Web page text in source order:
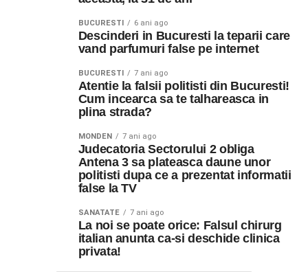
BUCURESTI 6 ani ago
Descinderi in Bucuresti la teparii care
vand parfumuri false pe internet
BUCURESTI 7 ani ago
Atentie la falsii politisti din Bucuresti!
Cum incearca sa te talhareasca in
plina strada?
MONDEN 7 ani ago
Judecatoria Sectorului 2 obliga
Antena 3 sa plateasca daune unor
politisti dupa ce a prezentat informatii
false la TV
SANATATE 7 ani ago
La noi se poate orice: Falsul chirurg
italian anunta ca-si deschide clinica
privata!